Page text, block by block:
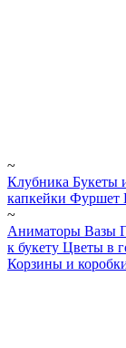
~
Клубника Букеты
капкейки Фуршет
~
Аниматоры Вазы
к букету Цветы в
Корзины и